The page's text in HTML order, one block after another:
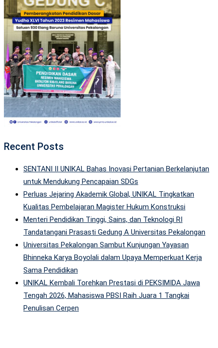
Recent Posts
SENTANI II UNIKAL Bahas Inovasi Pertanian Berkelanjutan
untuk Mendukung Pencapaian SDGs
Perluas Jejaring Akademik Global, UNIKAL Tingkatkan
Kualitas Pembelajaran Magister Hukum Konstruksi
Menteri Pendidikan Tinggi, Sains, dan Teknologi RI
Tandatangani Prasasti Gedung A Universitas Pekalongan
Universitas Pekalongan Sambut Kunjungan Yayasan
Bhinneka Karya Boyolali dalam Upaya Memperkuat Kerja
Sama Pendidikan
UNIKAL Kembali Torehkan Prestasi di PEKSIMIDA Jawa
Tengah 2026, Mahasiswa PBSI Raih Juara 1 Tangkai
Penulisan Cerpen